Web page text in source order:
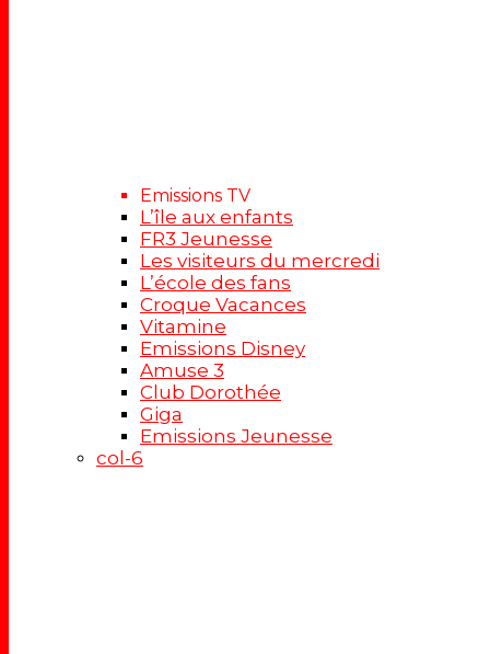
Emissions TV
L’île aux enfants
FR3 Jeunesse
Les visiteurs du mercredi
L’école des fans
Croque Vacances
Vitamine
Emissions Disney
Amuse 3
Club Dorothée
Giga
Emissions Jeunesse
col-6